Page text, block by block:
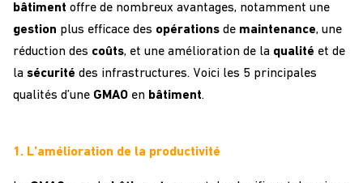
bâtiment offre de nombreux avantages, notamment une
gestion plus efficace des opérations de maintenance, une
réduction des coûts, et une amélioration de la qualité et de
la sécurité des infrastructures. Voici les 5 principales
qualités d’une GMAO en bâtiment.
1. L’amélioration de la productivité